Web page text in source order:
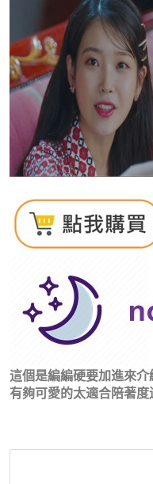
這個是編編硬要加進來介
有夠可愛的太適合陪著度